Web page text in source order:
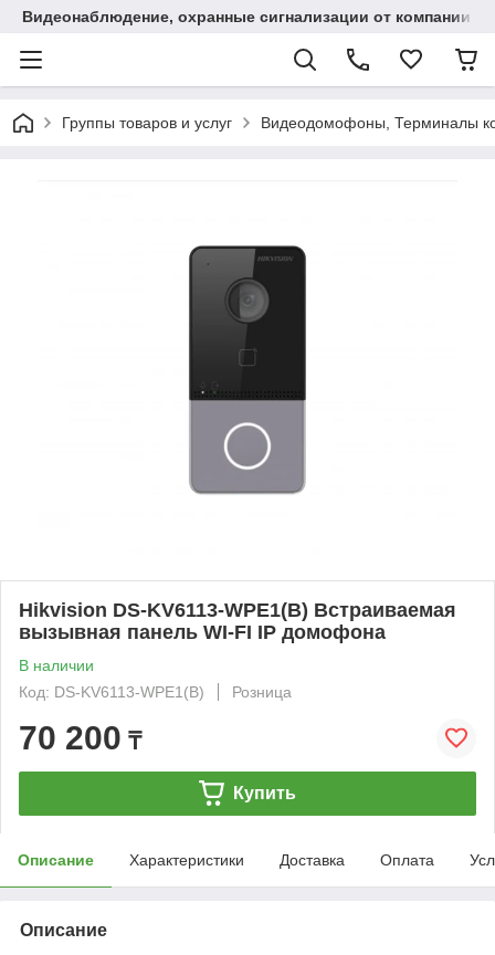
Видеонаблюдение, охранные сигнализации от компании
Группы товаров и услуг Видеодомофоны, Терминалы
Hikvision DS-KV6113-WPE1(B) Встраиваемая
вызывная панель WI-FI IP домофона
В наличии
Код: DS-KV6113-WPE1(B)
Розница
70 200 ₸
Купить
Описание Характеристики Доставка Оплата
Описание